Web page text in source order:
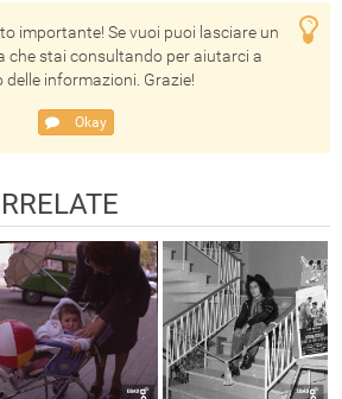
importante! Se vuoi puoi lasciare un
che stai consultando per aiutarci a
informazioni. Grazie!
Okay